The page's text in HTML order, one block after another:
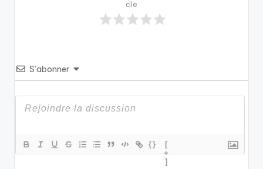
cle
S’abonner
{}
[
+
]